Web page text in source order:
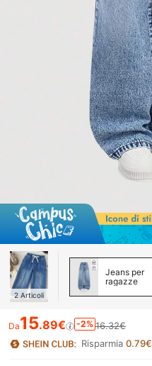
2 Articoli
Jeans per
ragazze
Da15.89€ -2% 16.32€
Risparmia0.79€